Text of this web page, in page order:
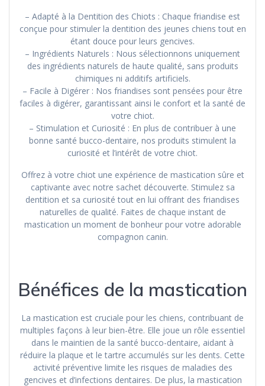
– Adapté à la Dentition des Chiots : Chaque friandise est
conçue pour stimuler la dentition des jeunes chiens tout en
étant douce pour leurs gencives.
– Ingrédients Naturels : Nous sélectionnons uniquement
des ingrédients naturels de haute qualité, sans produits
chimiques ni additifs artificiels.
– Facile à Digérer : Nos friandises sont pensées pour être
faciles à digérer, garantissant ainsi le confort et la santé de
votre chiot.
– Stimulation et Curiosité : En plus de contribuer à une
bonne santé bucco-dentaire, nos produits stimulent la
curiosité et l’intérêt de votre chiot.
Offrez à votre chiot une expérience de mastication sûre et
captivante avec notre sachet découverte. Stimulez sa
dentition et sa curiosité tout en lui offrant des friandises
naturelles de qualité. Faites de chaque instant de
mastication un moment de bonheur pour votre adorable
compagnon canin.
Bénéfices de la mastication
La mastication est cruciale pour les chiens, contribuant de
multiples façons à leur bien-être. Elle joue un rôle essentiel
dans le maintien de la santé bucco-dentaire, aidant à
réduire la plaque et le tartre accumulés sur les dents. Cette
activité préventive limite les risques de maladies des
gencives et d’infections dentaires. De plus, la mastication